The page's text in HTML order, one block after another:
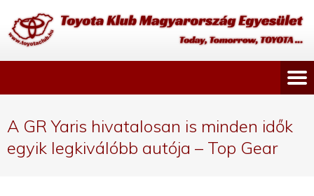
A GR Yaris hivatalosan is minden idők
egyik legkiválóbb autója – Top Gear